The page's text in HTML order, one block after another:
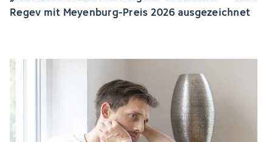
Regev mit Meyenburg-Preis 2026 ausgezeichnet